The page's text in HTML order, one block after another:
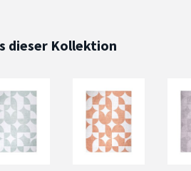
dieser Kollektion